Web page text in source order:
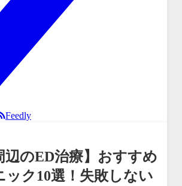
Feedly
辺のED治療】おすすめ
ック10選！失敗しない